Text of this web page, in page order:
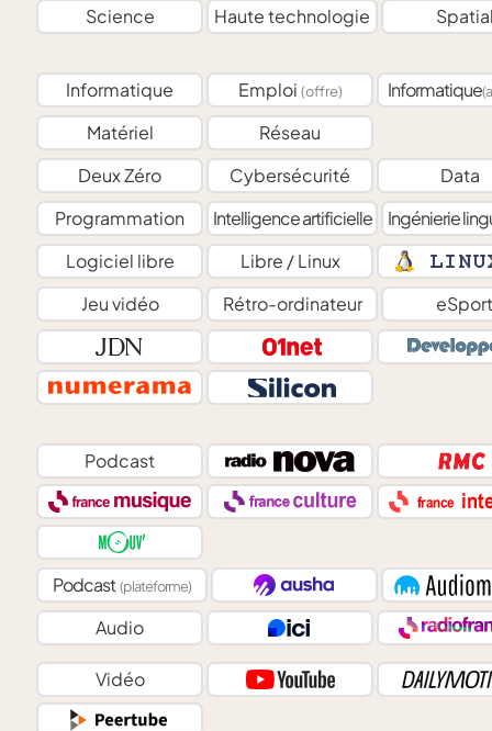
Science Haute technologie
Informatique Emploi (offre) Informatique
Matériel
Réseau
Deux Zéro
Cybersécurité
Data
Programmation
Intelligence artificielle
Ingénierie
Logiciel libre
Libre / Linux
Jeu vidéo
Rétro-ordinateur eSport
Podcast
Podcast(plateforme)
Audio
Vidéo